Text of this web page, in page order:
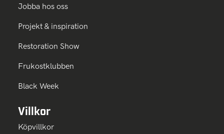
Jobba hos oss
Projekt & inspiration
Restoration Show
Frukostklubben
Black Week
Villkor
Köpvillkor